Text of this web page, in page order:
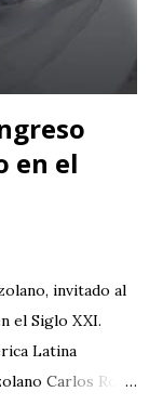
que
Pero, lo
en el
invitado al
el Siglo XXI.
Latina
Carlos Rojas